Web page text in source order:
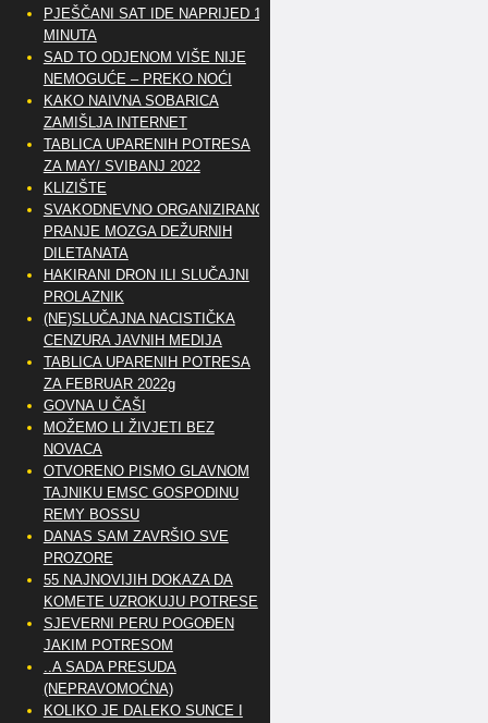
PJEŠČANI SAT IDE NAPRIJED 10
MINUTA
SAD TO ODJENOM VIŠE NIJE
NEMOGUĆE – PREKO NOĆI
KAKO NAIVNA SOBARICA
ZAMIŠLJA INTERNET
TABLICA UPARENIH POTRESA
ZA MAY/ SVIBANJ 2022
KLIZIŠTE
SVAKODNEVNO ORGANIZIRANO
PRANJE MOZGA DEŽURNIH
DILETANATA
HAKIRANI DRON ILI SLUČAJNI
PROLAZNIK
(NE)SLUČAJNA NACISTIČKA
CENZURA JAVNIH MEDIJA
TABLICA UPARENIH POTRESA
ZA FEBRUAR 2022g
GOVNA U ČAŠI
MOŽEMO LI ŽIVJETI BEZ
NOVACA
OTVORENO PISMO GLAVNOM
TAJNIKU EMSC GOSPODINU
REMY BOSSU
DANAS SAM ZAVRŠIO SVE
PROZORE
55 NAJNOVIJIH DOKAZA DA
KOMETE UZROKUJU POTRESE
SJEVERNI PERU POGOĐEN
JAKIM POTRESOM
..A SADA PRESUDA
(NEPRAVOMOĆNA)
KOLIKO JE DALEKO SUNCE I